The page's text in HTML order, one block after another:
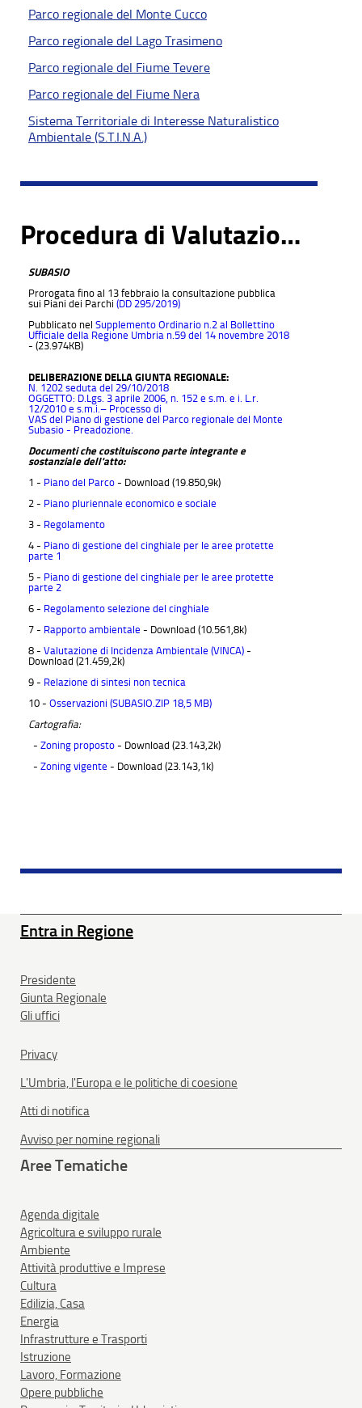
Parco regionale del Monte Cucco
Parco regionale del Lago Trasimeno
Parco regionale del Fiume Tevere
Parco regionale del Fiume Nera
Sistema Territoriale di Interesse Naturalistico
Ambientale (S.T.I.N.A.)
Procedura di Valutazione Ambientale Strategica Piano di Gestione del Parco regionale
SUBASIO
Prorogata fino al 13 febbraio la consultazione pubblica
sui Piani dei Parchi (DD 295/2019)
Pubblicato nel Supplemento Ordinario n.2 al Bollettino
Ufficiale della Regione Umbria n.59 del 14 novembre 2018
- (23.974KB)
DELIBERAZIONE DELLA GIUNTA REGIONALE:
N. 1202 seduta del 29/10/2018
OGGETTO: D.Lgs. 3 aprile 2006, n. 152 e s.m. e i. L.r.
12/2010 e s.m.i.– Processo di
VAS del Piano di gestione del Parco regionale del Monte
Subasio - Preadozione.
Documenti che costituiscono parte integrante e
sostanziale dell'atto:
1 - Piano del Parco - Download (19.850,9k)
2 - Piano pluriennale economico e sociale
3 - Regolamento
4 - Piano di gestione del cinghiale per le aree protette
parte 1
5 - Piano di gestione del cinghiale per le aree protette
parte 2
6 - Regolamento selezione del cinghiale
7 - Rapporto ambientale - Download (10.561,8k)
8 - Valutazione di Incidenza Ambientale (VINCA) -
Download (21.459,2k)
9 - Relazione di sintesi non tecnica
10 - Osservazioni (SUBASIO.ZIP 18,5 MB​)
Cartografia:
- Zoning proposto - Download (23.143,2k)
- Zoning vigente - Download (23.143,1k)
Entra in Regione
Presidente
Giunta Regionale
Gli uffici
Privacy
L'Umbria, l'Europa e le politiche di coesione
Atti di notifica
Avviso per nomine regionali
Aree Tematiche
Agenda digitale
Agricoltura e sviluppo rurale
Ambiente
Attività produttive e Imprese
Cultura
Edilizia, Casa
Energia
Infrastrutture e Trasporti
Istruzione
Lavoro, Formazione
Opere pubbliche